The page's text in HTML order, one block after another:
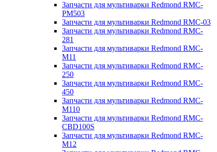
Запчасти для мультиварки Redmond RMC-
PM503
Запчасти для мультиварки Redmond RMC-03
Запчасти для мультиварки Redmond RMC-
281
Запчасти для мультиварки Redmond RMC-
M11
Запчасти для мультиварки Redmond RMC-
250
Запчасти для мультиварки Redmond RMC-
450
Запчасти для мультиварки Redmond RMC-
M110
Запчасти для мультиварки Redmond RMC-
CBD100S
Запчасти для мультиварки Redmond RMC-
M12